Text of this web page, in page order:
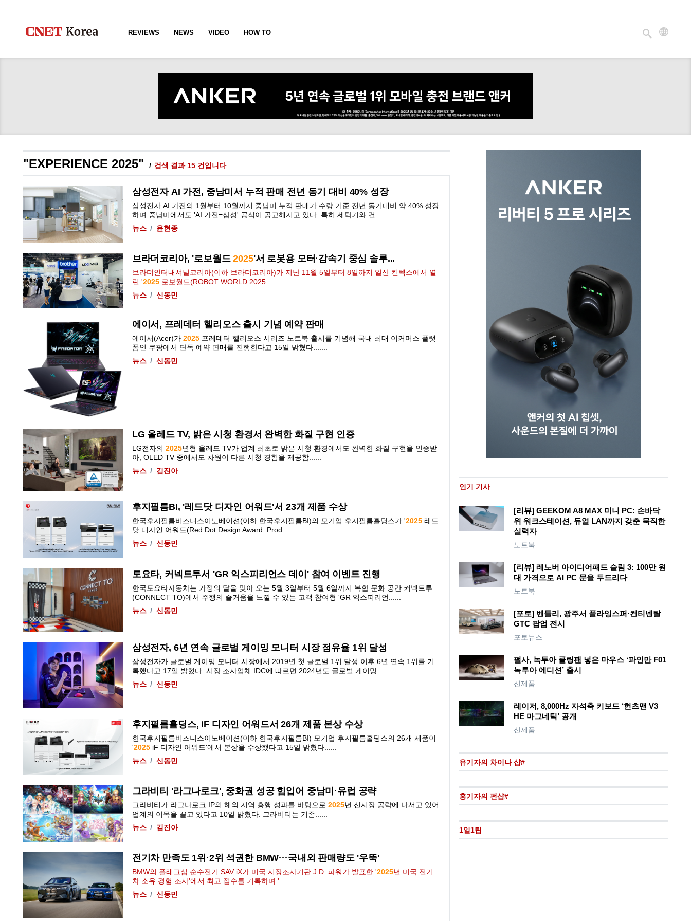
REVIEWS NEWS VIDEO HOW TO
"EXPERIENCE 2025" 검색 결과 15 건입니다
삼성전자 AI 가전, 중남미서 누적 판매 전년 동기 대비 40% 성장
삼성전자 AI 가전의 1월부터 10월까지 중남미 누적 판매가 수량 기준 전년 동기대비 약 40% 성장
하며 중남미에서도 'AI 가전=삼성' 공식이 공고해지고 있다. 특히 세탁기와 건......
뉴스
윤현종
브라더코리아, '로보월드2025'서 로봇용 모터·감속기 중심 솔루...
브라더인터내셔널코리아(이하 브라더코리아)가 지난 11월 5일부터 8일까지 일산 킨텍스에서 열
린 '2025로보월드(ROBOT WORLD 2025
뉴스
신동민
에이서, 프레데터 헬리오스 출시 기념 예약 판매
에이서(Acer)가 2025프레데터 헬리오스 시리즈 노트북 출시를 기념해 국내 최대 이커머스 플랫
폼인 쿠팡에서 단독 예약 판매를 진행한다고 15일 밝혔다.......
뉴스
신동민
LG 올레드 TV, 밝은 시청 환경서 완벽한 화질 구현 인증
LG전자의 2025년형 올레드 TV가 업계 최초로 밝은 시청 환경에서도 완벽한 화질 구현을 인증받
아, OLED TV 중에서도 차원이 다른 시청 경험을 제공함......
뉴스
김진아
후지필름BI, '레드닷 디자인 어워드'서 23개 제품 수상
한국후지필름비즈니스이노베이션(이하 한국후지필름BI)의 모기업 후지필름홀딩스가 '2025레드
닷 디자인 어워드(Red Dot Design Award: Prod......
뉴스
신동민
토요타, 커넥트투서 'GR 익스피리언스 데이' 참여 이벤트 진행
한국토요타자동차는 가정의 달을 맞아 오는 5월 3일부터 5월 6일까지 복합 문화 공간 커넥트투
(CONNECT TO)에서 주행의 즐거움을 느낄 수 있는 고객 참여형 'GR 익스피리언......
뉴스
신동민
삼성전자, 6년 연속 글로벌 게이밍 모니터 시장 점유율 1위 달성
삼성전자가 글로벌 게이밍 모니터 시장에서 2019년 첫 글로벌 1위 달성 이후 6년 연속 1위를 기
록했다고 17일 밝혔다. 시장 조사업체 IDC에 따르면 2024년도 글로벌 게이밍......
뉴스
신동민
후지필름홀딩스, iF 디자인 어워드서 26개 제품 본상 수상
한국후지필름비즈니스이노베이션(이하 한국후지필름BI) 모기업 후지필름홀딩스의 26개 제품이
'2025iF 디자인 어워드'에서 본상을 수상했다고 15일 밝혔다......
뉴스
신동민
그라비티 '라그나로크', 중화권 성공 힘입어 중남미·유럽 공략
그라비티가 라그나로크 IP의 해외 지역 흥행 성과를 바탕으로 2025년 신시장 공략에 나서고 있어
업계의 이목을 끌고 있다고 10일 밝혔다. 그라비티는 기존......
뉴스
김진아
전기차 만족도 1위·2위 석권한 BMW···국내외 판매량도 '우뚝'
BMW의 플래그십 순수전기 SAV iX가 미국 시장조사기관 J.D. 파워가 발표한 '2025년 미국 전기
차 소유 경험 조사'에서 최고 점수를 기록하며 '
뉴스
신동민
인기 기사
[리뷰] GEEKOM A8 MAX 미니 PC: 손바닥
위 워크스테이션, 듀얼 LAN까지 갖춘 묵직한
실력자
노트북
[리뷰] 레노버 아이디어패드 슬림 3: 100만 원
대 가격으로 AI PC 문을 두드리다
노트북
[포토] 벤틀리, 광주서 플라잉스퍼·컨티넨탈
GTC 팝업 전시
포토뉴스
펄사, 녹투아 쿨링팬 넣은 마우스 ‘파인만 F01
녹투아 에디션’ 출시
신제품
레이저, 8,000Hz 자석축 키보드 ‘헌츠맨 V3
HE 마그네틱’ 공개
신제품
유기자의 차이나 샵#
홍기자의 펀샵#
1일1팁